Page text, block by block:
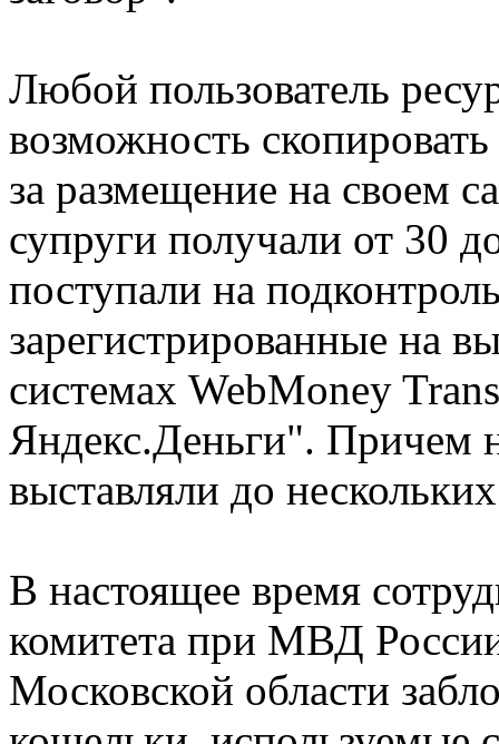
Любой пользователь
возможность
за размещение на своем
супруги получали от 30
поступали на
зарегистрированные на
системах WebMoney
Яндекс.Деньги". Причем
выставляли до
В настоящее время
комитета при МВД
Московской области